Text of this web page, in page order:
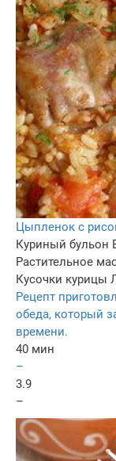
Цыпленок с
Куриный бульон
Растительное
Кусочки курицы
Рецепт
обеда, который
времени.
40 мин
–
3.9
–